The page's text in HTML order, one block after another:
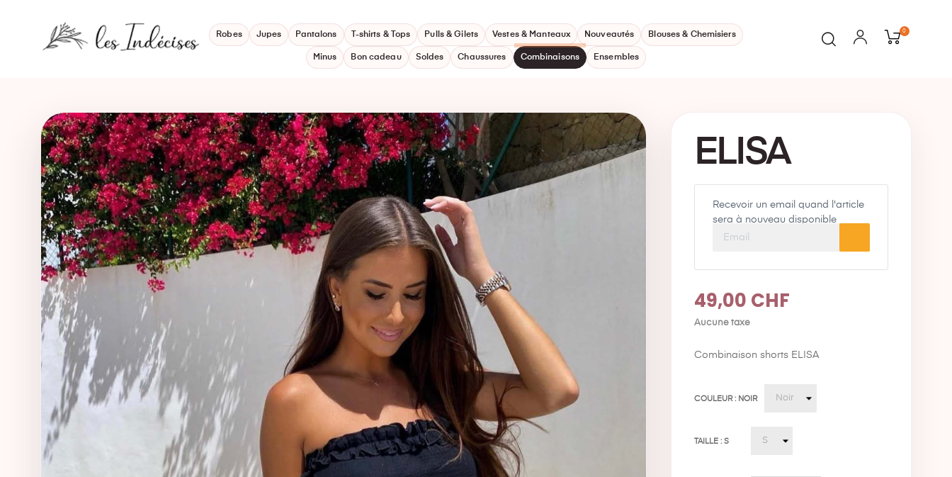
Robes Jupes Pantalons T-shirts & Tops Pulls & Gilets Vestes & Manteaux Nouveautés Blouses & Chemisiers
Minus Bon cadeau Soldes Chaussures Combinaisons Ensembles
0
ELISA
Recevoir un email quand l'article
sera à nouveau disponible
49,00 CHF
Aucune taxe
Combinaison shorts ELISA
COULEUR : NOIR
TAILLE : S